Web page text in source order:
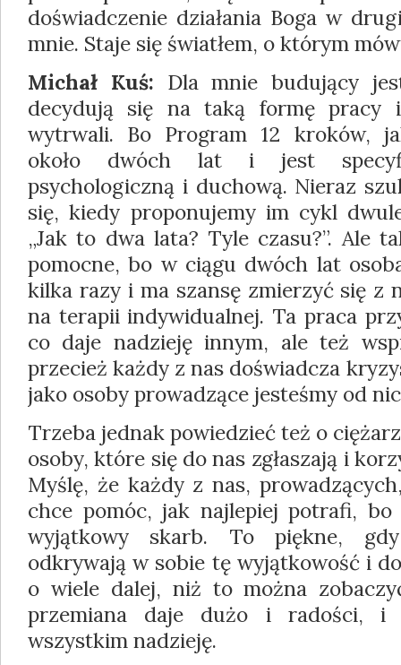
doświadczenie działania Boga w
mnie. Staje się światłem, o którym
Michał Kuś: Dla mnie budujący
decydują się na taką formę pracy
wytrwali. Bo Program 12 kroków,
około dwóch lat i jest
psychologiczną i duchową. Nieraz
się, kiedy proponujemy im cykl
„Jak to dwa lata? Tyle czasu?”. Ale
pomocne, bo w ciągu dwóch lat
kilka razy i ma szansę zmierzyć się z
na terapii indywidualnej. Ta praca
co daje nadzieję innym, ale też
przecież każdy z nas doświadcza
jako osoby prowadzące jesteśmy od
Trzeba jednak powiedzieć też o
osoby, które się do nas zgłaszają i
Myślę, że każdy z nas,
chce pomóc, jak najlepiej potrafi,
wyjątkowy skarb. To piękne,
odkrywają w sobie tę wyjątkowość i
o wiele dalej, niż to można
przemiana daje dużo i radości, i
wszystkim nadzieję.